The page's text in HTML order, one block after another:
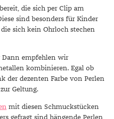
die sich per Clip am
sind besonders für Kinder
sich kein Ohrloch stechen
Dann empfehlen wir
kombinieren. Egal ob
der dezenten Farbe von Perlen
Geltung.
mit diesen Schmuckstücken
gefragt sind hängende Perlen